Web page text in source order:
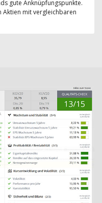
gute Anknüpfungspunkte.
Aktien mit vergleichbaren